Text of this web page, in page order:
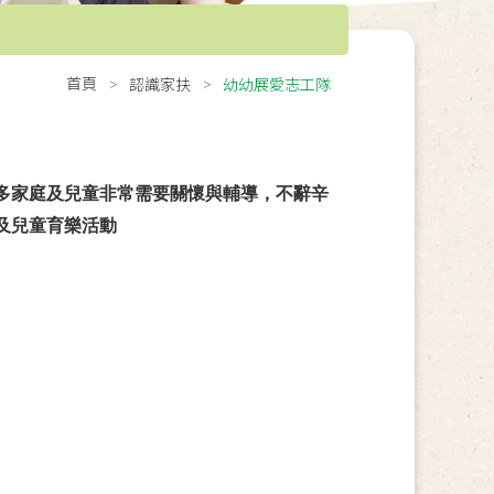
首頁 認識家扶 幼幼展愛志工隊
家庭及兒童非常需要關懷與輔導，不辭辛
兒童育樂活動